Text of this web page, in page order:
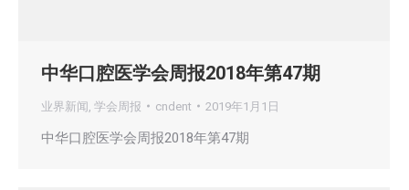
中华口腔医学会周报2018年第47期
业界新闻 学会周报 cndent 2019年1月1日
中华口腔医学会周报2018年第47期